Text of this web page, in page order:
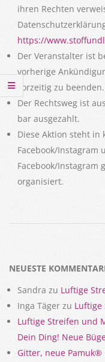
ihren Rechten
https://
Der Veranstalter ist
vorherige
vorzeitig zu beenden.
Der Rechtsweg ist
bar ausgezahlt.
Diese Aktion steht in
Facebook/Instagram
Facebook/Instagram
organisiert.
NEUESTE
Sandra zu Luftige
Inga Täger zu Luftige
Luftige Streifen und
Dein Ding! Neue
Gitter, neue